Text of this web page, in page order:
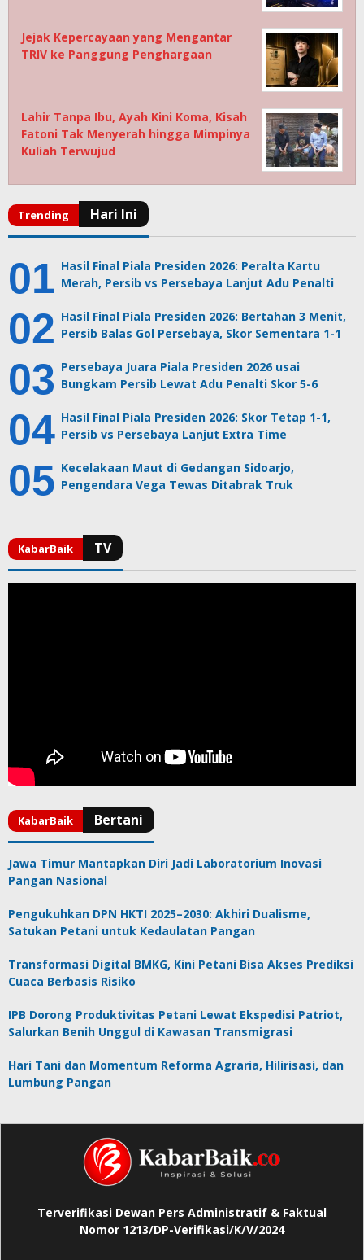
Jejak Kepercayaan yang Mengantar
TRIV ke Panggung Penghargaan
Lahir Tanpa Ibu, Ayah Kini Koma, Kisah
Fatoni Tak Menyerah hingga Mimpinya
Kuliah Terwujud
Hasil Final Piala Presiden 2026: Peralta Kartu
Merah, Persib vs Persebaya Lanjut Adu Penalti
Hasil Final Piala Presiden 2026: Bertahan 3 Menit,
Persib Balas Gol Persebaya, Skor Sementara 1-1
Persebaya Juara Piala Presiden 2026 usai
Bungkam Persib Lewat Adu Penalti Skor 5-6
Hasil Final Piala Presiden 2026: Skor Tetap 1-1,
Persib vs Persebaya Lanjut Extra Time
Kecelakaan Maut di Gedangan Sidoarjo,
Pengendara Vega Tewas Ditabrak Truk
Jawa Timur Mantapkan Diri Jadi Laboratorium Inovasi
Pangan Nasional
Pengukuhkan DPN HKTI 2025–2030: Akhiri Dualisme,
Satukan Petani untuk Kedaulatan Pangan
Transformasi Digital BMKG, Kini Petani Bisa Akses Prediksi
Cuaca Berbasis Risiko
IPB Dorong Produktivitas Petani Lewat Ekspedisi Patriot,
Salurkan Benih Unggul di Kawasan Transmigrasi
Hari Tani dan Momentum Reforma Agraria, Hilirisasi, dan
Lumbung Pangan
Terverifikasi Dewan Pers Administratif & Faktual
Nomor 1213/DP-Verifikasi/K/V/2024